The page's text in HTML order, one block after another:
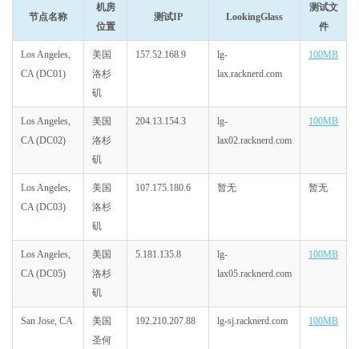
节点名称
机房
位置
测试IP LookingGlass
测试文
件
Los Angeles,
CA (DC01)
美国
洛杉
矶
157.52.168.9
lg-
lax.racknerd.com
100MB
Los Angeles,
CA (DC02)
美国
洛杉
矶
204.13.154.3
lg-
lax02.racknerd.com
100MB
Los Angeles,
CA (DC03)
美国
洛杉
矶
107.175.180.6 暂无 暂无
Los Angeles,
CA (DC05)
美国
洛杉
矶
5.181.135.8
lg-
lax05.racknerd.com
100MB
San Jose, CA
美国
圣何
192.210.207.88 lg-sj.racknerd.com 100MB